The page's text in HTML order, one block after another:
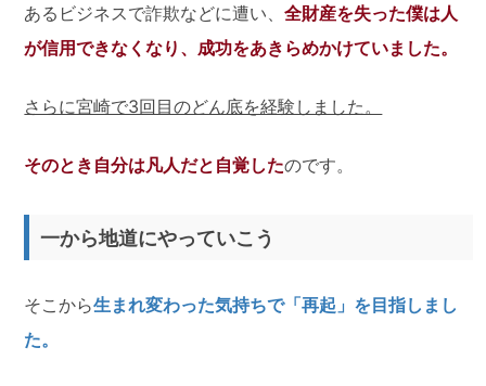
あるビジネスで詐欺などに遭い、全財産を失った僕は人
が信用できなくなり、成功をあきらめかけていました。
さらに宮崎で3回目のどん底を経験しました。
そのとき自分は凡人だと自覚したのです。
一から地道にやっていこう
そこから生まれ変わった気持ちで「再起」を目指しまし
た。